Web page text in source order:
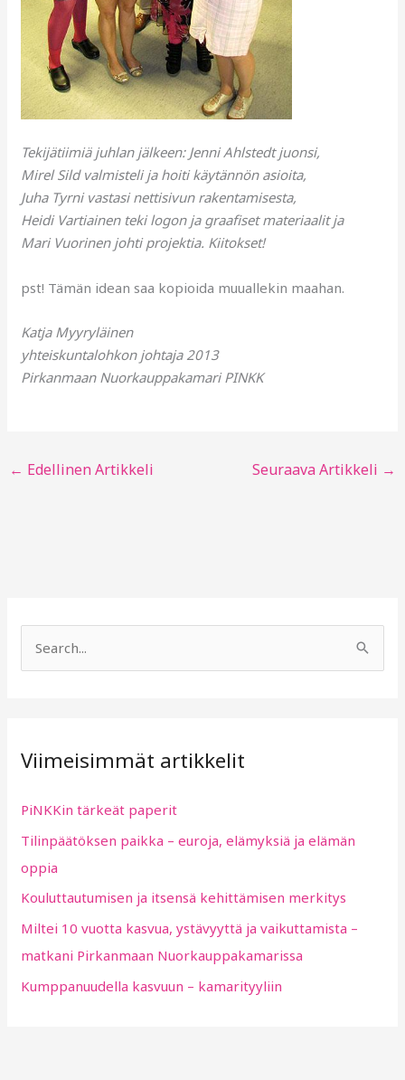
Tekijätiimiä juhlan jälkeen: Jenni Ahlstedt juonsi,
Mirel Sild valmisteli ja hoiti käytännön asioita,
Juha Tyrni vastasi nettisivun rakentamisesta,
Heidi Vartiainen teki logon ja graafiset materiaalit ja
Mari Vuorinen johti projektia. Kiitokset!
pst! Tämän idean saa kopioida muuallekin maahan.
Katja Myyryläinen
yhteiskuntalohkon johtaja 2013
Pirkanmaan Nuorkauppakamari PINKK
← Edellinen Artikkeli Seuraava Artikkeli →
c
f
o
r
:
Viimeisimmät artikkelit
PiNKKin tärkeät paperit
Tilinpäätöksen paikka – euroja, elämyksiä ja elämän
oppia
Kouluttautumisen ja itsensä kehittämisen merkitys
Miltei 10 vuotta kasvua, ystävyyttä ja vaikuttamista –
matkani Pirkanmaan Nuorkauppakamarissa
Kumppanuudella kasvuun – kamarityyliin